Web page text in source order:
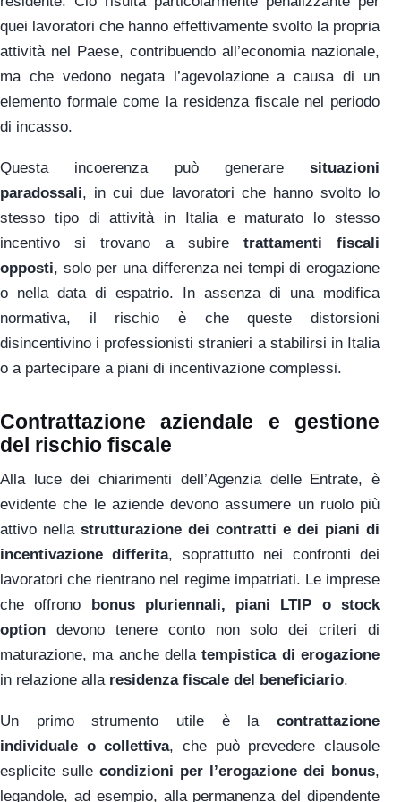
quei lavoratori che hanno effettivamente svolto la propria
attività nel Paese, contribuendo all’economia nazionale,
ma che vedono negata l’agevolazione a causa di un
elemento formale come la residenza fiscale nel periodo
di incasso.
Questa incoerenza può generare situazioni
paradossali, in cui due lavoratori che hanno svolto lo
stesso tipo di attività in Italia e maturato lo stesso
incentivo si trovano a subire trattamenti fiscali
opposti, solo per una differenza nei tempi di erogazione
o nella data di espatrio. In assenza di una modifica
normativa, il rischio è che queste distorsioni
disincentivino i professionisti stranieri a stabilirsi in Italia
o a partecipare a piani di incentivazione complessi.
Contrattazione aziendale e gestione
del rischio fiscale
Alla luce dei chiarimenti dell’Agenzia delle Entrate, è
evidente che le aziende devono assumere un ruolo più
attivo nella strutturazione dei contratti e dei piani di
incentivazione differita, soprattutto nei confronti dei
lavoratori che rientrano nel regime impatriati. Le imprese
che offrono bonus pluriennali, piani LTIP o stock
option devono tenere conto non solo dei criteri di
maturazione, ma anche dellatempistica di erogazione
in relazione alla residenza fiscale del beneficiario.
Un primo strumento utile è la contrattazione
individuale o collettiva, che può prevedere clausole
esplicite sulle condizioni per l’erogazione dei bonus,
legandole, ad esempio, alla permanenza del dipendente